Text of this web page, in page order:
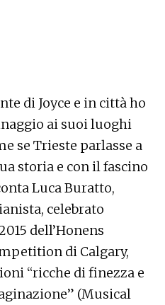
di Joyce e in città ho
ai suoi luoghi
se Trieste parlasse a
storia e con il fascino
Luca Buratto,
celebrato
dell’Honens
di Calgary,
“ricche di finezza e
(Musical